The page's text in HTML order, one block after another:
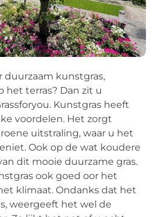
duurzaam kunstgras,
het terras? Dan zit u
Kunstgras heeft
voordelen. Het zorgt
uitstraling, waar u het
Ook op de wat koudere
dit mooie duurzame gras.
ook goed oor het
klimaat. Ondanks dat het
weergeeft het wel de